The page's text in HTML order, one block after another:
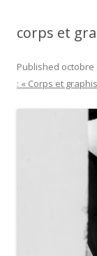
corps et
Published octobre
: « Corps et